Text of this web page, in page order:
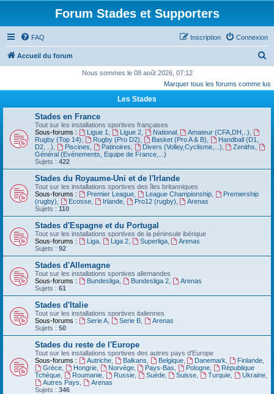
Forum Stades et Supporters
FAQ Connexion
Inscription
Accueil du forum
c
e
Nous sommes le 08 août 2026, 07:12
Marquer tous les forums comme lus
Les Stades
Stades en France
Tout sur les installations sportives françaises
Sous-forums :
Ligue 1 Ligue 2, National, Amateur (CFA,DH,..)
Rugby (Top 14)
Rugby (Pro D2) Basket (Pro A & B)
Handball (D1,
D2, ..)
Piscines Patinoires Divers (Volley,Cyclisme,...) Zeniths
Général (Evénements, Equipe de France,...)
Sujets : 422
Stades du Royaume-Uni et de l'Irlande
Tout sur les installations sportives des îles britanniques
Sous-forums :
Premier League, League Championship,
Premiership
(rugby)
Ecosse, Irlande, Pro12 (rugby)
Arenas
Sujets : 110
Stades d'Espagne et du Portugal
Tout sur les installations sportives de la péninsule ibérique
Sous-forums :
Liga, Liga 2, Superliga,
Arenas
Sujets : 92
Stades d'Allemagne
Tout sur les installations sportives allemandes
Sous-forums :
Bundesliga, Bundesliga 2,
Arenas
Sujets : 61
Stades d'Italie
Tout sur les installations sportives italiennes
Sous-forums :
Serie A, Serie B,
Arenas
Sujets : 50
Stades du reste de l'Europe
Tout sur les installations sportives des autres pays d'Europe
Sous-forums :
Autriche, Balkans Belgique, Danemark Finlande
Grèce, Hongrie, Norvège, Pays-Bas Pologne
République
Tchèque
Roumanie, Russie, Suède, Suisse Turquie Ukraine
Autres Pays
Arenas
Sujets : 346